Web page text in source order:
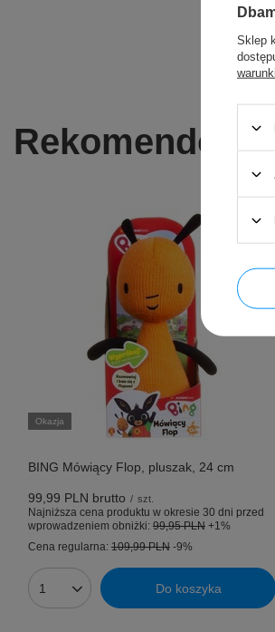
Okazja
BING Mówiący Flop, pluszak, 24 cm
99,99 PLN brutto / szt.
Najniższa cena produktu w okresie 30 dni przed
wprowadzeniem obniżki: 99,95 PLN +1%
Cena regularna: 109,99 PLN -9%
Ilość produktów Do koszyka
Sklep